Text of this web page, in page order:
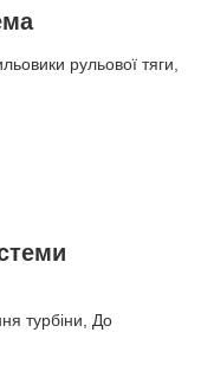
рульової тяги,
турбіни, До